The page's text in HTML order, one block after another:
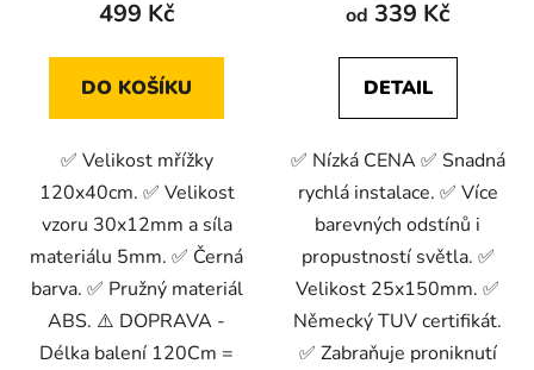
499 Kč
DO KOŠÍKU
✅ Velikost mřížky
120x40cm. ✅ Velikost
vzoru 30x12mm a síla
materiálu 5mm. ✅ Černá
barva. ✅ Pružný materiál
ABS. ⚠️ DOPRAVA -
Délka balení 120Cm =
od 339 Kč
DETAIL
✅ Nízká CENA ✅ Snadná
rychlá instalace. ✅ Více
barevných odstínů i
propustností světla. ✅
Velikost 25x150mm. ✅
Německý TUV certifikát.
✅ Zabraňuje proniknutí